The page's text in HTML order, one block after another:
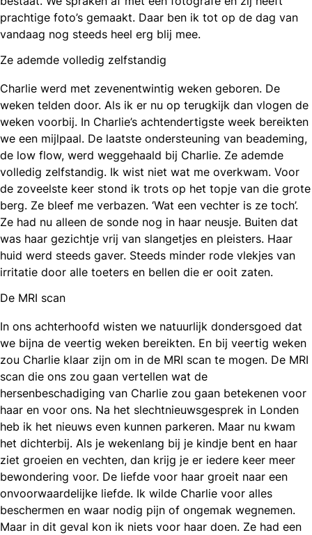
prachtige foto’s gemaakt. Daar ben ik tot op de dag van
vandaag nog steeds heel erg blij mee.
Ze ademde volledig zelfstandig
Charlie werd met zevenentwintig weken geboren. De
weken telden door. Als ik er nu op terugkijk dan vlogen de
weken voorbij. In Charlie’s achtendertigste week bereikten
we een mijlpaal. De laatste ondersteuning van beademing,
de low flow, werd weggehaald bij Charlie. Ze ademde
volledig zelfstandig. Ik wist niet wat me overkwam. Voor
de zoveelste keer stond ik trots op het topje van die grote
berg. Ze bleef me verbazen. ‘Wat een vechter is ze toch’.
Ze had nu alleen de sonde nog in haar neusje. Buiten dat
was haar gezichtje vrij van slangetjes en pleisters. Haar
huid werd steeds gaver. Steeds minder rode vlekjes van
irritatie door alle toeters en bellen die er ooit zaten.
De MRI scan
In ons achterhoofd wisten we natuurlijk dondersgoed dat
we bijna de veertig weken bereikten. En bij veertig weken
zou Charlie klaar zijn om in de MRI scan te mogen. De MRI
scan die ons zou gaan vertellen wat de
hersenbeschadiging van Charlie zou gaan betekenen voor
haar en voor ons. Na het slechtnieuwsgesprek in Londen
heb ik het nieuws even kunnen parkeren. Maar nu kwam
het dichterbij. Als je wekenlang bij je kindje bent en haar
ziet groeien en vechten, dan krijg je er iedere keer meer
bewondering voor. De liefde voor haar groeit naar een
onvoorwaardelijke liefde. Ik wilde Charlie voor alles
beschermen en waar nodig pijn of ongemak wegnemen.
Maar in dit geval kon ik niets voor haar doen. Ze had een